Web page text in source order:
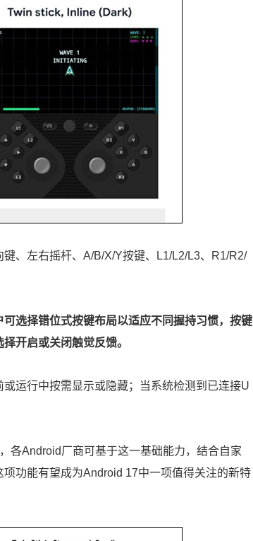
、左右摇杆、A/B/X/Y按键、L1/L2/L3、R1/R2/
可选择错位式按键布局以适应不同握持习惯，按键
开启或关闭触觉反馈。
运行中按需显示或隐藏；当系统检测到已连接U
各Android厂商可基于这一基础能力，结合自家
功能有望成为Android 17中一项值得关注的新特